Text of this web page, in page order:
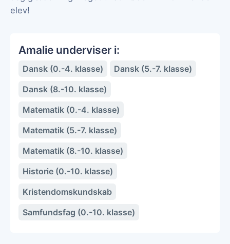
elev!
Amalie underviser i:
Dansk (0.-4. klasse)
Dansk (5.-7. klasse)
Dansk (8.-10. klasse)
Matematik (0.-4. klasse)
Matematik (5.-7. klasse)
Matematik (8.-10. klasse)
Historie (0.-10. klasse)
Kristendomskundskab
Samfundsfag (0.-10. klasse)